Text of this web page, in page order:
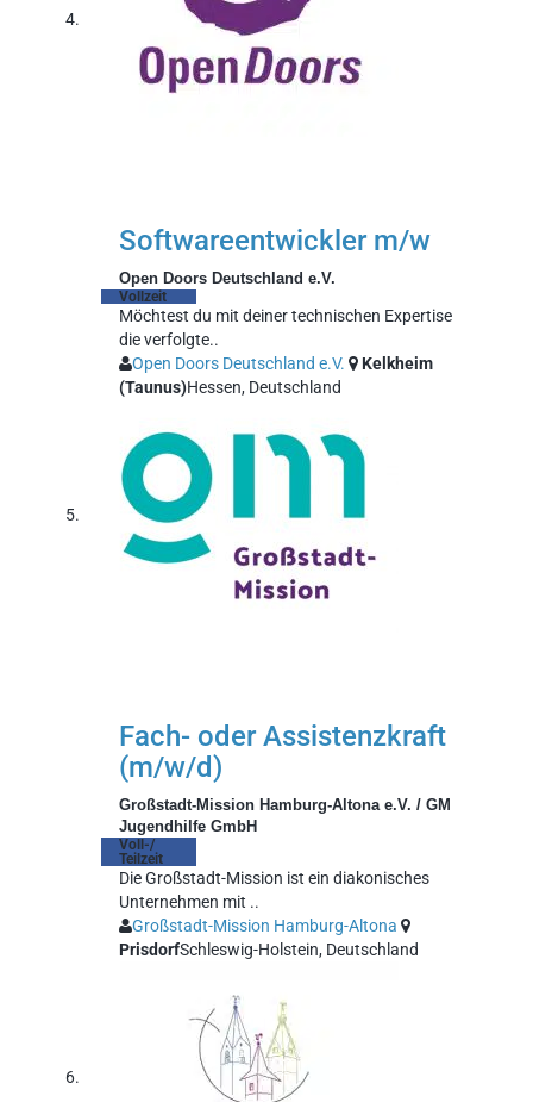
Softwareentwickler m/w
Open Doors Deutschland e.V.
Vollzeit
Möchtest du mit deiner technischen Expertise
die verfolgte..
Open Doors Deutschland e.V.
Kelkheim
(Taunus)Hessen, Deutschland
Fach- oder Assistenzkraft
(m/w/d)
Großstadt-Mission Hamburg-Altona e.V. / GM
Jugendhilfe GmbH
Voll-/
Teilzeit
Die Großstadt-Mission ist ein diakonisches
Unternehmen mit ..
Großstadt-Mission Hamburg-Altona
PrisdorfSchleswig-Holstein, Deutschland